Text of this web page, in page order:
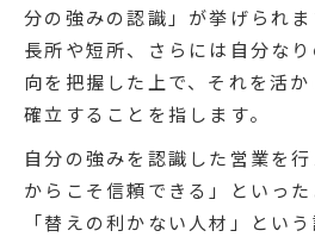
分の強みの認識」が挙げられ
長所や短所、さらには自分な
向を把握した上で、それを活
確立することを指します。
自分の強みを認識した営業を
からこそ信頼できる」といっ
「替えの利かない人材」とい